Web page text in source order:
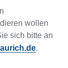
wollen
sich bitte an
.